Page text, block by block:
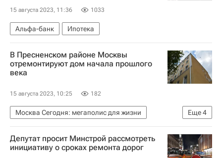
15 августа 2023, 11:36 1033
Альфа-банк Ипотека
В Пресненском районе Москвы
отремонтируют дом начала прошлого
века
15 августа 2023, 10:25 182
Еще4
Москва Сегодня: мегаполис для жизни
Капремонт в Москве
Москва
Городское хозяйство Москвы
Депутат просит Минстрой рассмотреть
инициативу о сроках ремонта дорог